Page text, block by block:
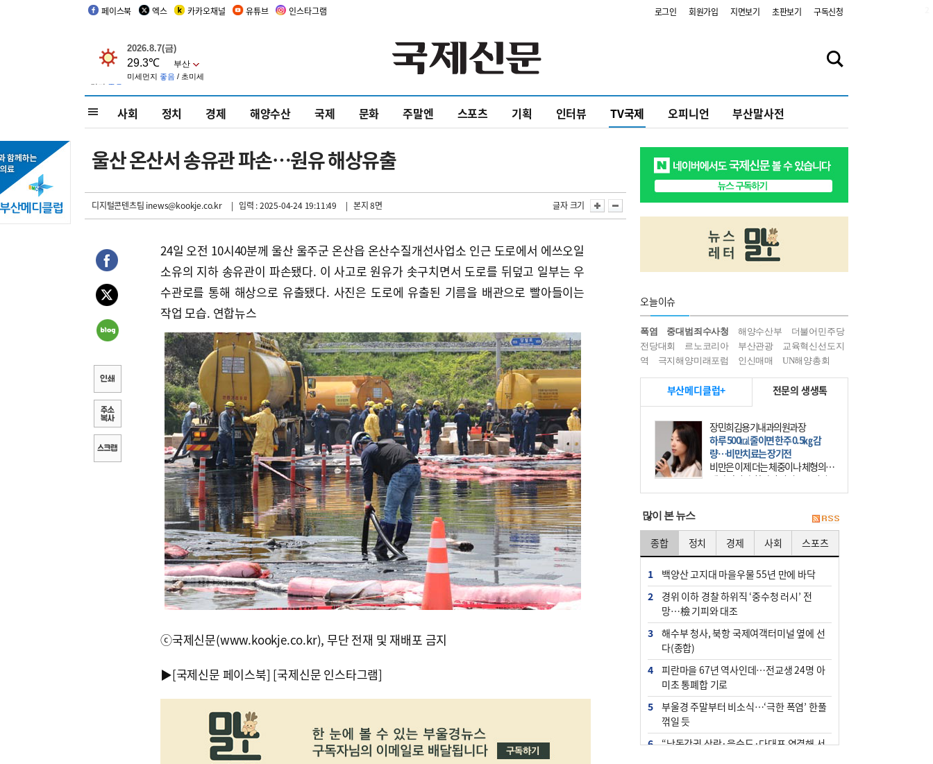
페이스북 엑스 카카오채널 유튜브 인스타그램 로그인 회원가입 지면보기 초판보기 구독신청
사회 정치 경제 해양수산 국제 문화 주말엔 스포츠 기획 인터뷰 TV국제 오피니언 부산말사전
울산 온산서 송유관 파손…원유 해상유출
디지털콘텐츠팀 inews@kookje.co.kr | 입력 : 2025-04-24 19:11:49 | 본지 8면 글자 크기
24일 오전 10시40분께 울산 울주군 온산읍 온산수질개선사업소 인근 도로에서 에쓰오일
소유의 지하 송유관이 파손됐다. 이 사고로 원유가 솟구치면서 도로를 뒤덮고 일부는 우
수관로를 통해 해상으로 유출됐다. 사진은 도로에 유출된 기름을 배관으로 빨아들이는
작업 모습. 연합뉴스
ⓒ국제신문(www.kookje.co.kr), 무단 전재 및 재배포 금지
▶[국제신문 페이스북] [국제신문 인스타그램]
오늘이슈
폭염 중대범죄수사청 해양수산부
더불어민주당
전당대회
르노코리아 부산관광
교육혁신선도지
역
극지해양미래포럼 인신매매 UN해양총회
부산메디클럽+ 전문의 생생톡
장민희김용기내과의원과장
하루 500㎉ 줄이면 한주 0.5㎏ 감
량…비만치료는 장기전
비만은 이제 더는 체중이나 체형의 문
제가 아니다. 하나의 질병으로 인지
하고 치료와 관리를 해야 한다. 세계
많이 본 뉴스
종합 정치 경제 사회 스포츠
1
백양산 고지대 마을우물 55년 만에 바닥
2
경위 이하 경찰 하위직 ‘중수청 러시’ 전
망…檢 기피와 대조
3
해수부 청사, 북항 국제여객터미널 옆에 선
다(종합)
4
피란마을 67년 역사인데…전교생 24명 아
미초 통폐합 기로
5
부울경 주말부터 비소식…‘극한 폭염’ 한풀
꺾일 듯
6
“낙동강권 삼락·을숙도·다대포 연결해 서